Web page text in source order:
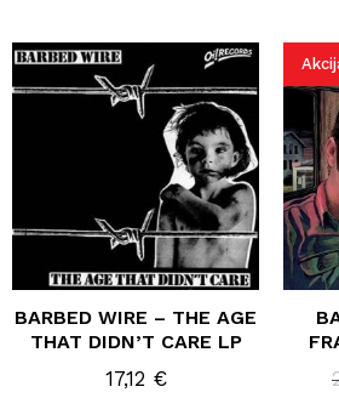
BARBED WIRE – THE AGE
THAT DIDN’T CARE LP
17,12 €